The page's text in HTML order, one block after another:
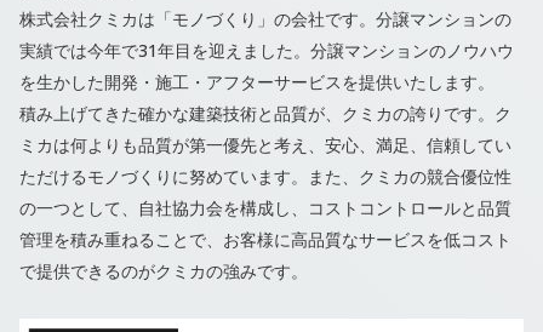
株式会社クミカは「モノづくり」の会社です。分譲マンションの
実績では今年で31年目を迎えました。分譲マンションのノウハウ
を生かした開発・施工・アフターサービスを提供いたします。
積み上げてきた確かな建築技術と品質が、クミカの誇りです。ク
ミカは何よりも品質が第一優先と考え、安心、満足、信頼してい
ただけるモノづくりに努めています。また、クミカの競合優位性
の一つとして、自社協力会を構成し、コストコントロールと品質
管理を積み重ねることで、お客様に高品質なサービスを低コスト
で提供できるのがクミカの強みです。